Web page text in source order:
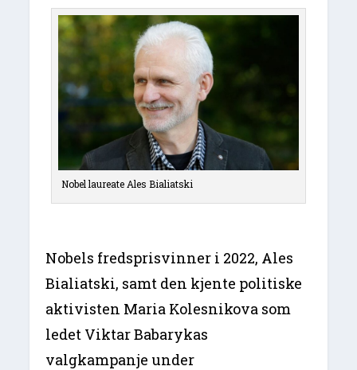
Nobel laureate Ales Bialiatski
Nobels fredsprisvinner i 2022, Ales
Bialiatski, samt den kjente politiske
aktivisten Maria Kolesnikova som
ledet Viktar Babarykas
valgkampanje under